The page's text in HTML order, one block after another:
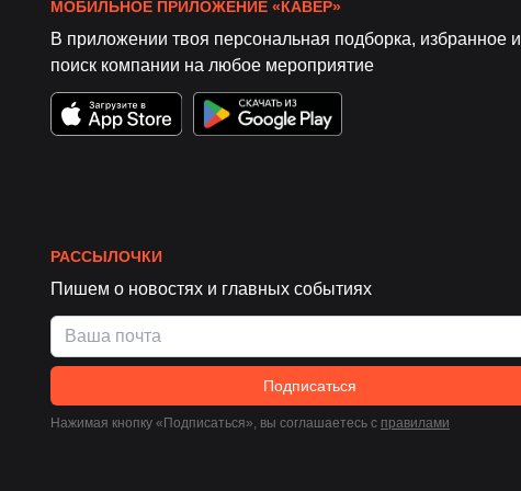
МОБИЛЬНОЕ ПРИЛОЖЕНИЕ «КАВЁР»
В приложении твоя персональная подборка, избранное и
поиск компании на любое мероприятие
РАССЫЛОЧКИ
Пишем о новостях и главных событиях
Подписаться
Нажимая кнопку «Подписаться», вы соглашаетесь c правилами